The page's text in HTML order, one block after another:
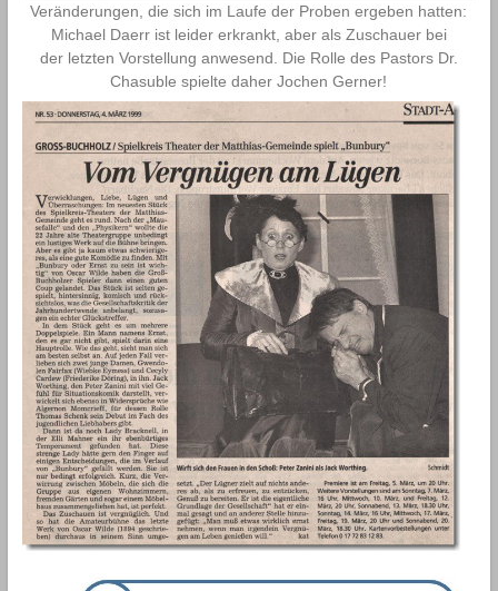
Veränderungen, die sich im Laufe der Proben ergeben hatten:
Michael Daerr ist leider erkrankt, aber als Zuschauer bei
der letzten Vorstellung anwesend. Die Rolle des Pastors Dr.
Chasuble spielte daher Jochen Gerner!